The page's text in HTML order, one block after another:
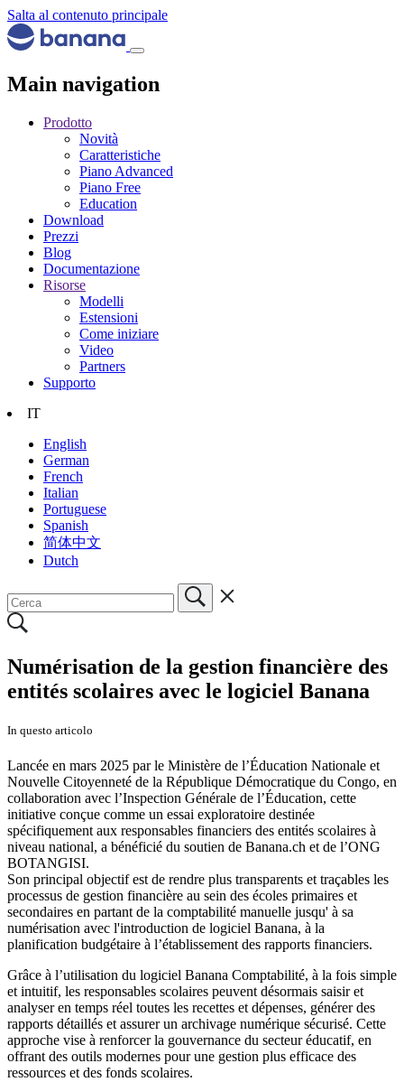
Salta al contenuto principale
Main navigation
Prodotto
Novità
Caratteristiche
Piano Advanced
Piano Free
Education
Download
Prezzi
Blog
Documentazione
Risorse
Modelli
Estensioni
Come iniziare
Video
Partners
Supporto
IT
English
German
French
Italian
Portuguese
Spanish
简体中文
Dutch
Numérisation de la gestion financière des
entités scolaires avec le logiciel Banana
In questo articolo
Lancée en mars 2025 par le Ministère de l’Éducation Nationale et
Nouvelle Citoyenneté de la République Démocratique du Congo, en
collaboration avec l’Inspection Générale de l’Éducation, cette
initiative conçue comme un essai exploratoire destinée
spécifiquement aux responsables financiers des entités scolaires à
niveau national, a bénéficié du soutien de Banana.ch et de l’ONG
BOTANGISI.
Son principal objectif est de rendre plus transparents et traçables les
processus de gestion financière au sein des écoles primaires et
secondaires en partant de la comptabilité manuelle jusqu' à sa
numérisation avec l'introduction de logiciel Banana, à la
planification budgétaire à l’établissement des rapports financiers.
Grâce à l’utilisation du logiciel Banana Comptabilité, à la fois simple
et intuitif, les responsables scolaires peuvent désormais saisir et
analyser en temps réel toutes les recettes et dépenses, générer des
rapports détaillés et assurer un archivage numérique sécurisé. Cette
approche vise à renforcer la gouvernance du secteur éducatif, en
offrant des outils modernes pour une gestion plus efficace des
ressources et des fonds scolaires.